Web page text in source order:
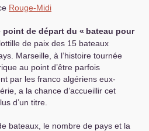
Rouge-Midi
point de départ du « bateau pour
de paix des 15 bateaux
Marseille, à l’histoire tournée
au point d’être parfois
par les franco algériens eux-
a la chance d’accueillir cet
d’un titre.
bateaux, le nombre de pays et la